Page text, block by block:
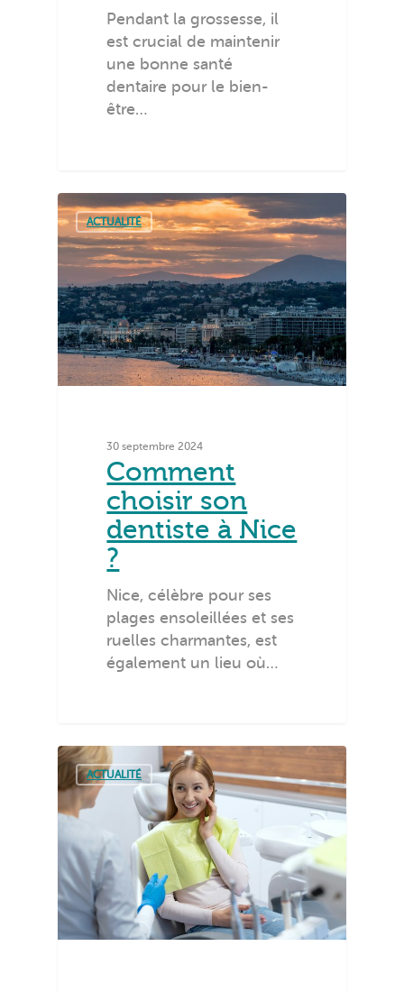
Pendant la grossesse, il
est crucial de maintenir
une bonne santé
dentaire pour le bien-
être…
ACTUALITÉ
30 septembre 2024
Comment
choisir son
dentiste à Nice
?
Nice, célèbre pour ses
plages ensoleillées et ses
ruelles charmantes, est
également un lieu où…
ACTUALITÉ